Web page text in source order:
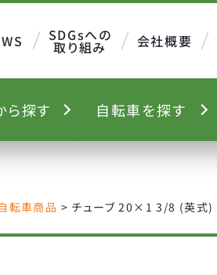
SDGsへの
取り組み 会社概要
ら探す 自転車を探す
転車商品 > チューブ 20×1 3/8 (英式)